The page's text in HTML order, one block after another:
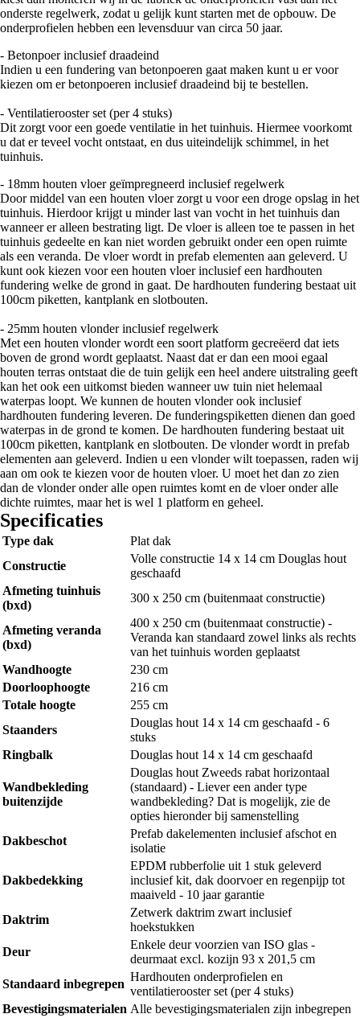
onderste regelwerk, zodat u gelijk kunt starten met de opbouw. De
onderprofielen hebben een levensduur van circa 50 jaar.
- Betonpoer inclusief draadeind
Indien u een fundering van betonpoeren gaat maken kunt u er voor
kiezen om er betonpoeren inclusief draadeind bij te bestellen.
- Ventilatierooster set (per 4 stuks)
Dit zorgt voor een goede ventilatie in het tuinhuis. Hiermee voorkomt
u dat er teveel vocht ontstaat, en dus uiteindelijk schimmel, in het
tuinhuis.
- 18mm houten vloer geïmpregneerd inclusief regelwerk
Door middel van een houten vloer zorgt u voor een droge opslag in het
tuinhuis. Hierdoor krijgt u minder last van vocht in het tuinhuis dan
wanneer er alleen bestrating ligt. De vloer is alleen toe te passen in het
tuinhuis gedeelte en kan niet worden gebruikt onder een open ruimte
als een veranda. De vloer wordt in prefab elementen aan geleverd. U
kunt ook kiezen voor een houten vloer inclusief een hardhouten
fundering welke de grond in gaat. De hardhouten fundering bestaat uit
100cm piketten, kantplank en slotbouten.
- 25mm houten vlonder inclusief regelwerk
Met een houten vlonder wordt een soort platform gecreëerd dat iets
boven de grond wordt geplaatst. Naast dat er dan een mooi egaal
houten terras ontstaat die de tuin gelijk een heel andere uitstraling geeft
kan het ook een uitkomst bieden wanneer uw tuin niet helemaal
waterpas loopt. We kunnen de houten vlonder ook inclusief
hardhouten fundering leveren. De funderingspiketten dienen dan goed
waterpas in de grond te komen. De hardhouten fundering bestaat uit
100cm piketten, kantplank en slotbouten. De vlonder wordt in prefab
elementen aan geleverd. Indien u een vlonder wilt toepassen, raden wij
aan om ook te kiezen voor de houten vloer. U moet het dan zo zien
dan de vlonder onder alle open ruimtes komt en de vloer onder alle
dichte ruimtes, maar het is wel 1 platform en geheel.
Specificaties
Type dak
Plat dak
Constructie
Volle constructie 14 x 14 cm Douglas hout
geschaafd
Afmeting tuinhuis
(bxd)
300 x 250 cm (buitenmaat constructie)
Afmeting veranda
(bxd)
400 x 250 cm (buitenmaat constructie) -
Veranda kan standaard zowel links als rechts
van het tuinhuis worden geplaatst
Wandhoogte
230 cm
Doorloophoogte
216 cm
Totale hoogte
255 cm
Staanders
Douglas hout 14 x 14 cm geschaafd - 6
stuks
Ringbalk
Douglas hout 14 x 14 cm geschaafd
Wandbekleding
buitenzijde
Douglas hout Zweeds rabat horizontaal
(standaard) - Liever een ander type
wandbekleding? Dat is mogelijk, zie de
opties hieronder bij samenstelling
Dakbeschot
Prefab dakelementen inclusief afschot en
isolatie
Dakbedekking
EPDM rubberfolie uit 1 stuk geleverd
inclusief kit, dak doorvoer en regenpijp tot
maaiveld - 10 jaar garantie
Daktrim
Zetwerk daktrim zwart inclusief
hoekstukken
Deur
Enkele deur voorzien van ISO glas -
deurmaat excl. kozijn 93 x 201,5 cm
Standaard inbegrepen
Hardhouten onderprofielen en
ventilatierooster set (per 4 stuks)
Bevestigingsmaterialen Alle bevestigingsmaterialen zijn inbegrepen